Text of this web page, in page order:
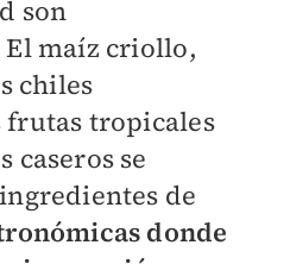
son
maíz criollo,
chiles
frutas tropicales
caseros se
de
donde